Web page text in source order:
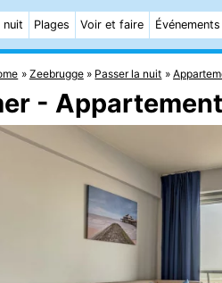
nuit Plages Voir et faire Événements
Zeebrugge Passer la nuit
- Appartement